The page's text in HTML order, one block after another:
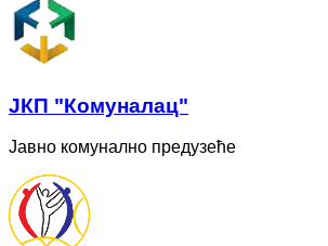
ЈКП "Комуналац"
Јавно комунално предузеће